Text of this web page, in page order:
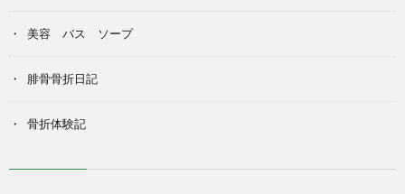
美容 バス ソープ
腓骨骨折日記
骨折体験記